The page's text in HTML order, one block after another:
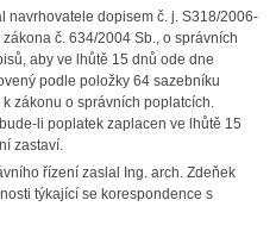
navrhovatele dopisem č. j. S318/2006-
č. 634/2004 Sb., o správních
aby ve lhůtě 15 dnů ode dne
podle položky 64 sazebníku
zákonu o správních poplatcích.
li poplatek zaplacen ve lhůtě 15
zastaví.
řízení zaslal Ing. arch. Zdeňek
týkající se korespondence s